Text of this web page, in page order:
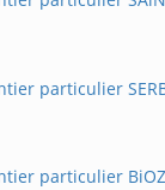
particulier
particulier